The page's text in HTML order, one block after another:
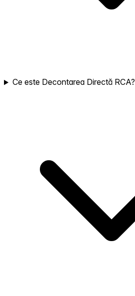
Ce este Decontarea Directă RCA?